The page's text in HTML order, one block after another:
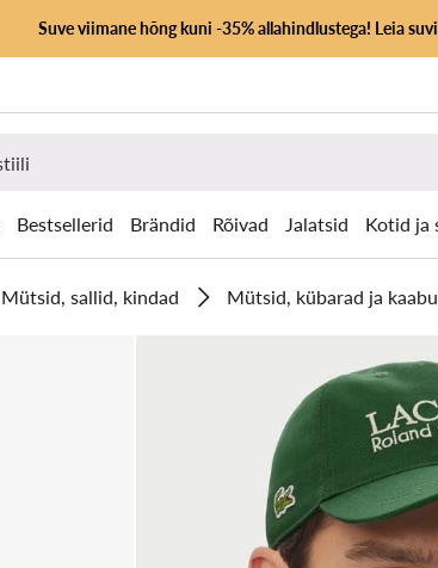
Suve viimane hõng kuni -35% allahindlustega! Leia
Bestsellerid Brändid Rõivad Jalatsid Kotid ja
Mütsid, sallid, kindad Mütsid, kübarad ja